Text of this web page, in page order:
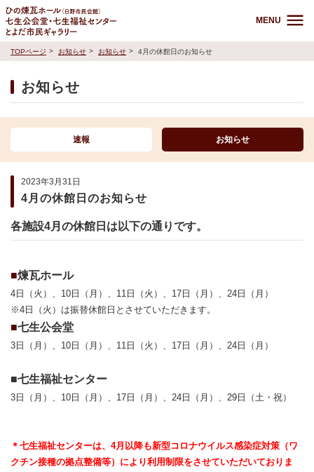
MENU
TOPページ お知らせ お知らせ 4月の休館日のお知らせ
お知らせ
速報 お知らせ
2023年3月31日
4月の休館日のお知らせ
各施設4月の休館日は以下の通りです。
■煉瓦ホール
4日（火）、10日（月）、11日（火）、17日（月）、24日（月）
※4日（火）は振替休館日とさせていただきます。
■七生公会堂
3日（月）、10日（月）、11日（火）、17日（月）、24日（月）
■七生福祉センター
3日（月）、10日（月）、17日（月）、24日（月）、29日（土・祝）
＊七生福祉センターは、4月以降も新型コロナウイルス感染症対策（ワ
クチン接種の拠点整備等）により利用制限をさせていただいておりま